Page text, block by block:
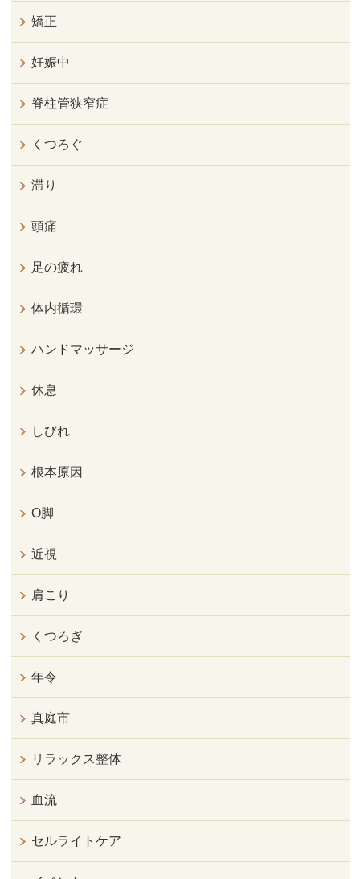
矯正
妊娠中
脊柱管狭窄症
くつろぐ
滞り
頭痛
足の疲れ
体内循環
ハンドマッサージ
休息
しびれ
根本原因
O脚
近視
肩こり
くつろぎ
年令
真庭市
リラックス整体
血流
セルライトケア